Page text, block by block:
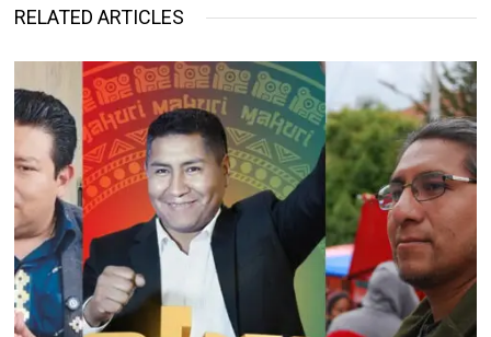
RELATED ARTICLES